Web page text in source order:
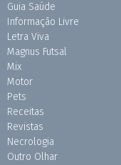
Guia Saúde
Informação Livre
Letra Viva
Magnus Futsal
Mix
Motor
Pets
Receitas
Revistas
Necrologia
Outro Olhar